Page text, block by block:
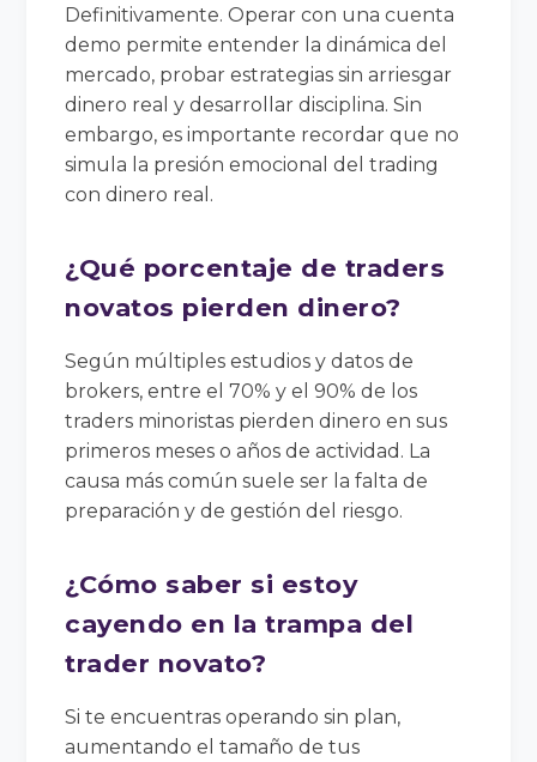
Definitivamente. Operar con una cuenta
demo permite entender la dinámica del
mercado, probar estrategias sin arriesgar
dinero real y desarrollar disciplina. Sin
embargo, es importante recordar que no
simula la presión emocional del trading
con dinero real.
¿Qué porcentaje de traders
novatos pierden dinero?
Según múltiples estudios y datos de
brokers, entre el 70% y el 90% de los
traders minoristas pierden dinero en sus
primeros meses o años de actividad. La
causa más común suele ser la falta de
preparación y de gestión del riesgo.
¿Cómo saber si estoy
cayendo en la trampa del
trader novato?
Si te encuentras operando sin plan,
aumentando el tamaño de tus